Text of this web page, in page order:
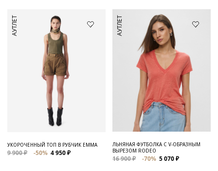
АУТЛЕТ
УКОРОЧЕННЫЙ ТОП В РУБЧИК EMMA
9 900 ₽ -50% 4 950 ₽
АУТЛЕТ
ЛЬНЯНАЯ ФУТБОЛКА С V-ОБРАЗНЫМ
ВЫРЕЗОМ RODEO
16 900 ₽ -70% 5 070 ₽